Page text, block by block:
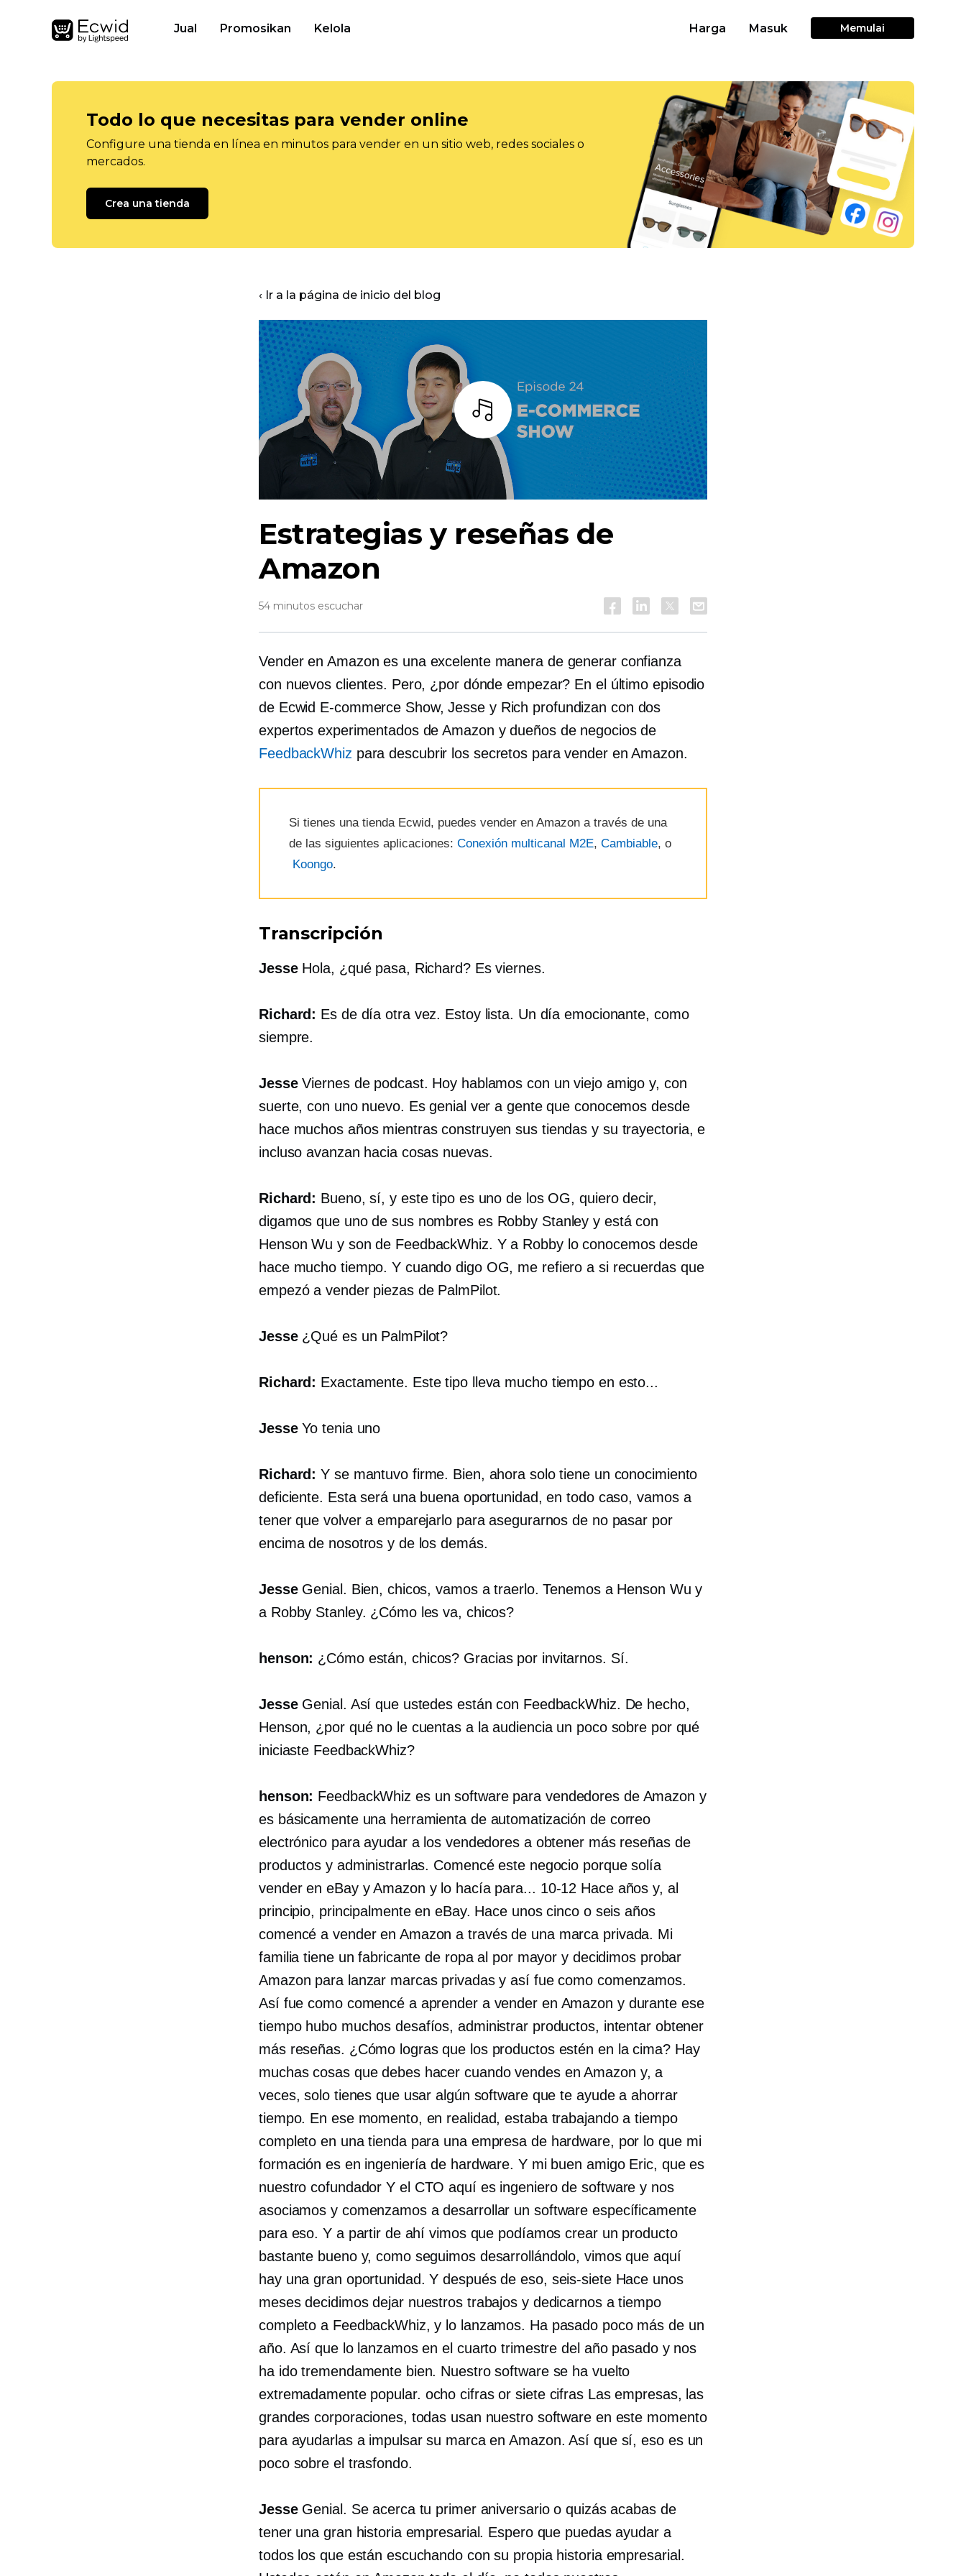
Jual Promosikan Kelola Harga Masuk Memulai
Todo lo que necesitas para vender online
Configure una tienda en línea en minutos para vender en un sitio web, redes sociales o
mercados.
Crea una tienda
‹ Ir a la página de inicio del blog
Escuchar
Estrategias y reseñas de
Amazon
54 minutos escuchar
Vender en Amazon es una excelente manera de generar confianza
con nuevos clientes. Pero, ¿por dónde empezar? En el último episodio
de Ecwid E-commerce Show, Jesse y Rich profundizan con dos
expertos experimentados de Amazon y dueños de negocios de
FeedbackWhiz para descubrir los secretos para vender en Amazon.
Si tienes una tienda Ecwid, puedes vender en Amazon a través de una
de las siguientes aplicaciones: Conexión multicanal M2E, Cambiable, o
Koongo.
Transcripción
JesseHola, ¿qué pasa, Richard? Es viernes.
Richard: Es de día otra vez. Estoy lista. Un día emocionante, como
siempre.
JesseViernes de podcast. Hoy hablamos con un viejo amigo y, con
suerte, con uno nuevo. Es genial ver a gente que conocemos desde
hace muchos años mientras construyen sus tiendas y su trayectoria, e
incluso avanzan hacia cosas nuevas.
Richard: Bueno, sí, y este tipo es uno de los OG, quiero decir,
digamos que uno de sus nombres es Robby Stanley y está con
Henson Wu y son de FeedbackWhiz. Y a Robby lo conocemos desde
hace mucho tiempo. Y cuando digo OG, me refiero a si recuerdas que
empezó a vender piezas de PalmPilot.
Jesse¿Qué es un PalmPilot?
Richard: Exactamente. Este tipo lleva mucho tiempo en esto...
JesseYo tenia uno
Richard: Y se mantuvo firme. Bien, ahora solo tiene un conocimiento
deficiente. Esta será una buena oportunidad, en todo caso, vamos a
tener que volver a emparejarlo para asegurarnos de no pasar por
encima de nosotros y de los demás.
JesseGenial. Bien, chicos, vamos a traerlo. Tenemos a Henson Wu y
a Robby Stanley. ¿Cómo les va, chicos?
henson: ¿Cómo están, chicos? Gracias por invitarnos. Sí.
JesseGenial. Así que ustedes están con FeedbackWhiz. De hecho,
Henson, ¿por qué no le cuentas a la audiencia un poco sobre por qué
iniciaste FeedbackWhiz?
henson: FeedbackWhiz es un software para vendedores de Amazon y
es básicamente una herramienta de automatización de correo
electrónico para ayudar a los vendedores a obtener más reseñas de
productos y administrarlas. Comencé este negocio porque solía
vender en eBay y Amazon y lo hacía para... 10-12 Hace años y, al
principio, principalmente en eBay. Hace unos cinco o seis años
comencé a vender en Amazon a través de una marca privada. Mi
familia tiene un fabricante de ropa al por mayor y decidimos probar
Amazon para lanzar marcas privadas y así fue como comenzamos.
Así fue como comencé a aprender a vender en Amazon y durante ese
tiempo hubo muchos desafíos, administrar productos, intentar obtener
más reseñas. ¿Cómo logras que los productos estén en la cima? Hay
muchas cosas que debes hacer cuando vendes en Amazon y, a
veces, solo tienes que usar algún software que te ayude a ahorrar
tiempo. En ese momento, en realidad, estaba trabajando a tiempo
completo en una tienda para una empresa de hardware, por lo que mi
formación es en ingeniería de hardware. Y mi buen amigo Eric, que es
nuestrocofundador Y el CTO aquí es ingeniero de software y nos
asociamos y comenzamos a desarrollar un software específicamente
para eso. Y a partir de ahí vimos que podíamos crear un producto
bastante bueno y, como seguimos desarrollándolo, vimos que aquí
hay una gran oportunidad. Y después de eso, seis-sieteHace unos
meses decidimos dejar nuestros trabajos y dedicarnos a tiempo
completo a FeedbackWhiz, y lo lanzamos. Ha pasado poco más de un
año. Así que lo lanzamos en el cuarto trimestre del año pasado y nos
ha ido tremendamente bien. Nuestro software se ha vuelto
extremadamente popular. ocho cifrasorsiete cifrasLas empresas, las
grandes corporaciones, todas usan nuestro software en este momento
para ayudarlas a impulsar su marca en Amazon. Así que sí, eso es un
poco sobre el trasfondo.
JesseGenial. Se acerca tu primer aniversario o quizás acabas de
tener una gran historia empresarial. Espero que puedas ayudar a
todos los que están escuchando con su propia historia empresarial.